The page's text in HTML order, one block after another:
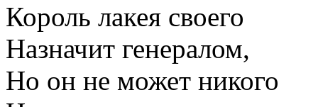
Король лакея своего
Назначит генералом,
Но он не может никого